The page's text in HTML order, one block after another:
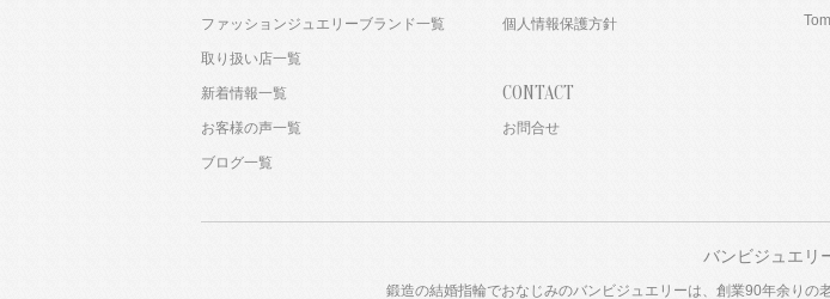
ファッションジュエリーブランド一覧
取り扱い店一覧
新着情報一覧
お客様の声一覧
ブログ一覧
個人情報保護方針
CONTACT
お問合せ
バンビジュエリ
鍛造の結婚指輪でおなじみのバンビジュエリーは、創業90年余りの